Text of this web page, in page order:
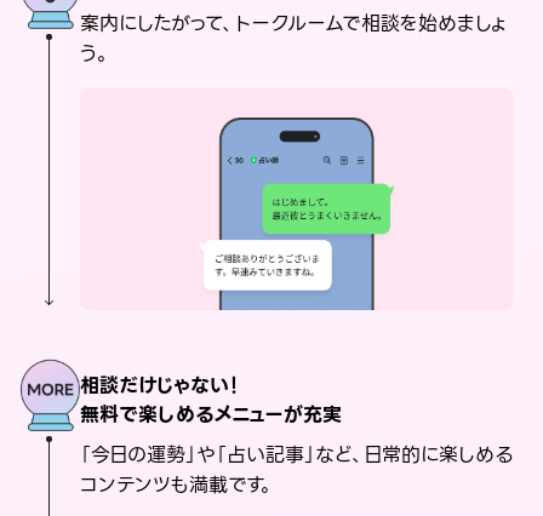
案内にしたがって、トークルームで相談を始めましょ
う。
相談だけじゃない！
無料で楽しめるメニューが充実
「今日の運勢」や「占い記事」など、日常的に楽しめる
コンテンツも満載です。